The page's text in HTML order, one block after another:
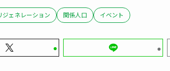
ジェネレーション 関係人口 イベント